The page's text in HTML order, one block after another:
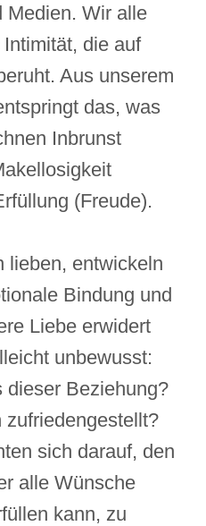
Medien. Wir alle
die auf
Aus unserem
das, was
Inbrunst
(Freude).
lieben, entwickeln
Bindung und
Liebe erwidert
unbewusst:
dieser Beziehung?
zufriedengestellt?
sich darauf, den
alle Wünsche
kann, zu